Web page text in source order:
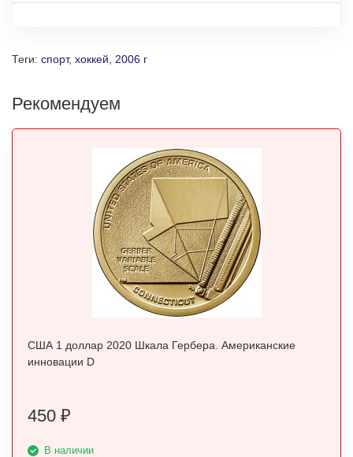
Теги: спорт, хоккей 2006 г
Рекомендуем
США 1 доллар 2020 Шкала Гербера. Американские
инновации D
450 ₽
В наличии